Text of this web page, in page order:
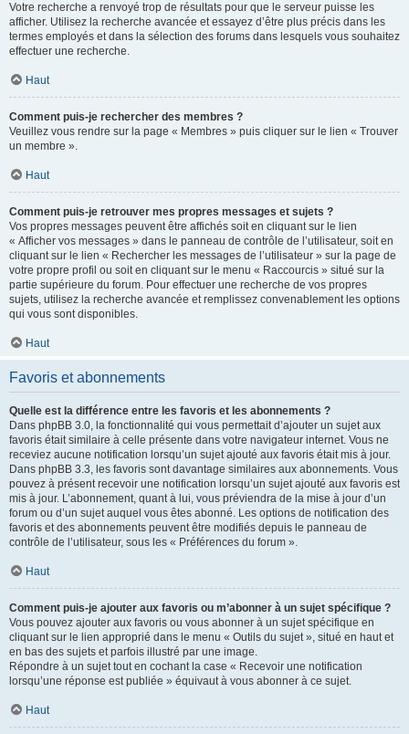
Votre recherche a renvoyé trop de résultats pour que le serveur puisse les
afficher. Utilisez la recherche avancée et essayez d’être plus précis dans les
termes employés et dans la sélection des forums dans lesquels vous souhaitez
effectuer une recherche.
Haut
Comment puis-je rechercher des membres ?
Veuillez vous rendre sur la page « Membres » puis cliquer sur le lien « Trouver
un membre ».
Haut
Comment puis-je retrouver mes propres messages et sujets ?
Vos propres messages peuvent être affichés soit en cliquant sur le lien
« Afficher vos messages » dans le panneau de contrôle de l’utilisateur, soit en
cliquant sur le lien « Rechercher les messages de l’utilisateur » sur la page de
votre propre profil ou soit en cliquant sur le menu « Raccourcis » situé sur la
partie supérieure du forum. Pour effectuer une recherche de vos propres
sujets, utilisez la recherche avancée et remplissez convenablement les options
qui vous sont disponibles.
Haut
Favoris et abonnements
Quelle est la différence entre les favoris et les abonnements ?
Dans phpBB 3.0, la fonctionnalité qui vous permettait d’ajouter un sujet aux
favoris était similaire à celle présente dans votre navigateur internet. Vous ne
receviez aucune notification lorsqu’un sujet ajouté aux favoris était mis à jour.
Dans phpBB 3.3, les favoris sont davantage similaires aux abonnements. Vous
pouvez à présent recevoir une notification lorsqu’un sujet ajouté aux favoris est
mis à jour. L’abonnement, quant à lui, vous préviendra de la mise à jour d’un
forum ou d’un sujet auquel vous êtes abonné. Les options de notification des
favoris et des abonnements peuvent être modifiés depuis le panneau de
contrôle de l’utilisateur, sous les « Préférences du forum ».
Haut
Comment puis-je ajouter aux favoris ou m’abonner à un sujet spécifique ?
Vous pouvez ajouter aux favoris ou vous abonner à un sujet spécifique en
cliquant sur le lien approprié dans le menu « Outils du sujet », situé en haut et
en bas des sujets et parfois illustré par une image.
Répondre à un sujet tout en cochant la case « Recevoir une notification
lorsqu’une réponse est publiée » équivaut à vous abonner à ce sujet.
Haut